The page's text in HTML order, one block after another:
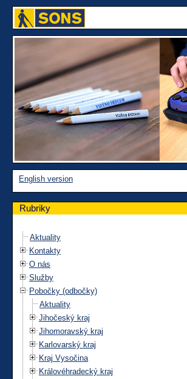
English version
Rubriky
Aktuality
Kontakty
O nás
Služby
Pobočky (odbočky)
Aktuality
Jihočeský kraj
Jihomoravský kraj
Karlovarský kraj
Kraj Vysočina
Královéhradecký kraj